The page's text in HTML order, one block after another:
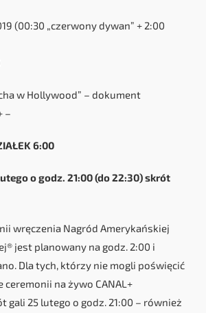
(00:30 „czerwony dywan” + 2:00
w Hollywood” – dokument
–
6:00
o godz. 21:00 (do 22:30) skrót
wręczenia Nagród Amerykańskiej
jest planowany na godz. 2:00 i
Dla tych, którzy nie mogli poświęcić
ceremonii na żywo CANAL+
gali 25 lutego o godz. 21:00 – również